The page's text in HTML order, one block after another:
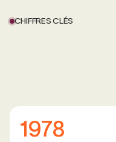
CHIFFRES CLÉS
1978